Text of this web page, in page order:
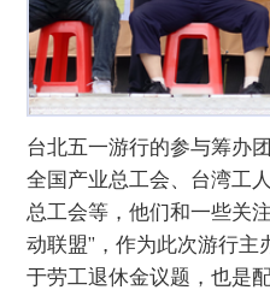
台北五一游行的参与筹办
全国产业总工会、台湾工
总工会等，他们和一些关
动联盟”，作为此次游行
于劳工退休金议题，也是